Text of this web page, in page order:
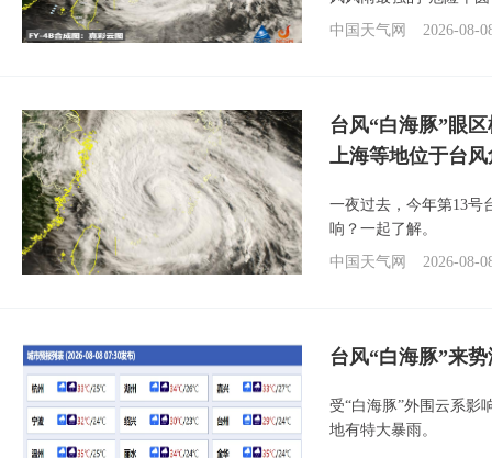
中国天气网
2026-08-
台风“白海豚”眼
上海等地位于台
一夜过去，今年第13号
响？一起了解。
中国天气网
2026-08-
台风“白海豚”来
受“白海豚”外围云系影
地有特大暴雨。